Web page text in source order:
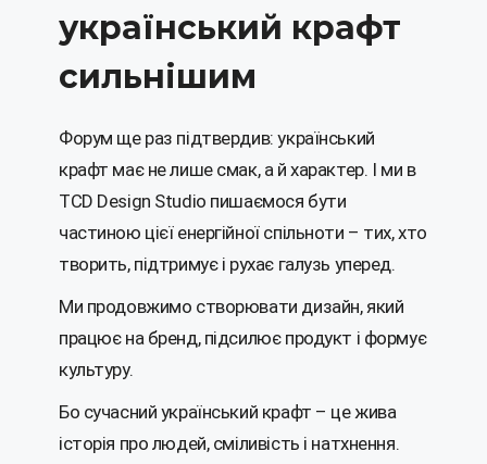
український крафт
сильнішим
Форум ще раз підтвердив: український
крафт має не лише смак, а й характер. І ми в
TCD Design Studio пишаємося бути
частиною цієї енергійної спільноти – тих, хто
творить, підтримує і рухає галузь уперед.
Ми продовжимо створювати дизайн, який
працює на бренд, підсилює продукт і формує
культуру.
Бо сучасний український крафт – це жива
історія про людей, сміливість і натхнення.